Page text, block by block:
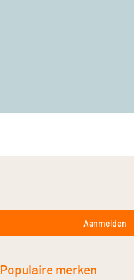
Aanmelden
Populaire merken